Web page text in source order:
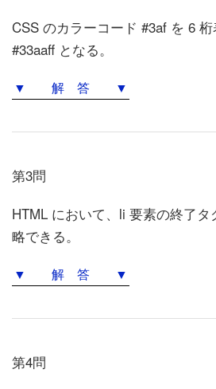
CSS のカラーコード #3af を 6
#33aaff となる。
▼ 解 答 ▼
第3問
HTML において、li 要素の終了
略できる。
▼ 解 答 ▼
第4問